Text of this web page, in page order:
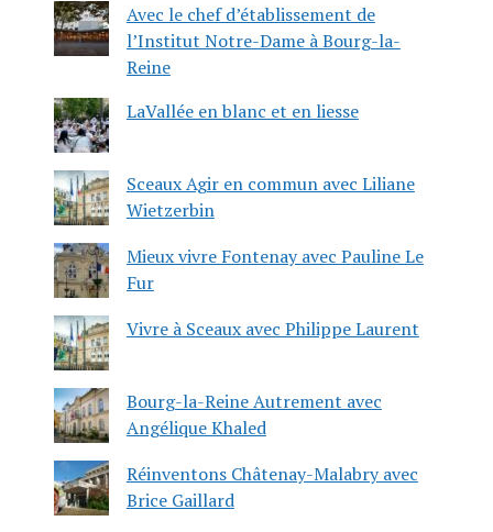
Avec le chef d’établissement de
l’Institut Notre-Dame à Bourg-la-
Reine
LaVallée en blanc et en liesse
Sceaux Agir en commun avec Liliane
Wietzerbin
Mieux vivre Fontenay avec Pauline Le
Fur
Vivre à Sceaux avec Philippe Laurent
Bourg-la-Reine Autrement avec
Angélique Khaled
Réinventons Châtenay-Malabry avec
Brice Gaillard